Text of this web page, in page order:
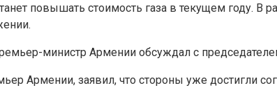
повышать стоимость газа в текущем году. В
министр Армении обсуждал с
Армении, заявил, что стороны уже достигли